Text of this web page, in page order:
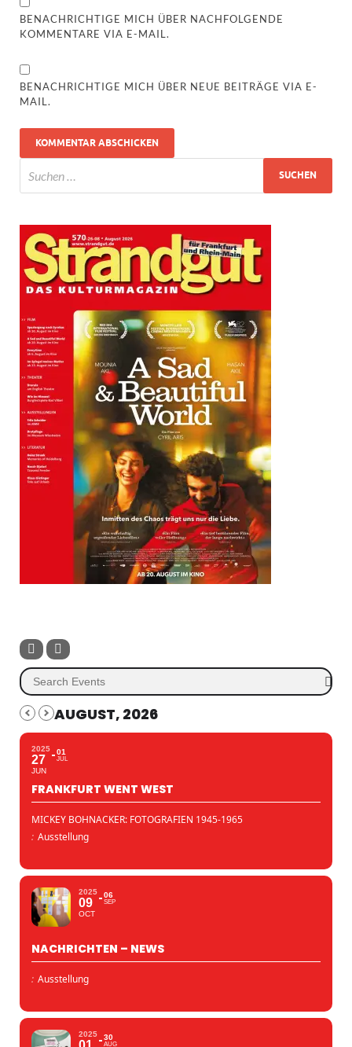
BENACHRICHTIGE MICH ÜBER NACHFOLGENDE
KOMMENTARE VIA E-MAIL.
BENACHRICHTIGE MICH ÜBER NEUE BEITRÄGE VIA E-
MAIL.
AUGUST, 2026
2025
27
JUN
01
JUL
FRANKFURT WENT WEST
MICKEY BOHNACKER: FOTOGRAFIEN 1945-1965
: Ausstellung
2025
09
OCT
06
SEP
NACHRICHTEN – NEWS
: Ausstellung
2025 30
AUG